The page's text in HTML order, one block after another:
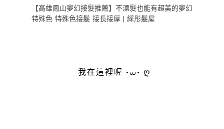
【高雄鳳山夢幻接髮推薦】不漂髮也能有超美的夢幻
特殊色 特殊色接髮 接長接厚 | 綵彤髮屋
我在這裡喔 •⩊• ღ